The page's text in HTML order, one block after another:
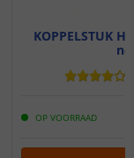
KOPPELSTUK
OP VOORRAAD